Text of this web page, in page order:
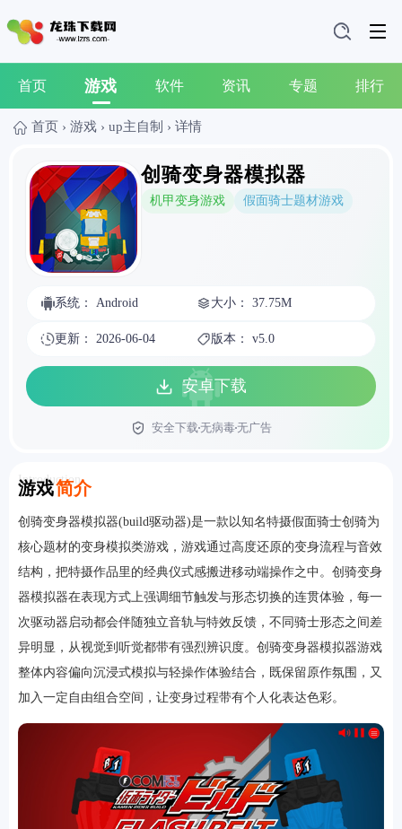
首页 游戏 软件 资讯 专题 排行
首页 › 游戏 › up主自制 › 详情
创骑变身器模拟器
机甲变身游戏 假面骑士题材游戏
系统： Android 大小： 37.75M
更新： 2026-06-04 版本： v5.0
安卓下载
安全下载无病毒无广告
游戏简介
Introduction
创骑变身器模拟器(build驱动器)是一款以知名特摄假面骑士创骑为
核心题材的变身模拟类游戏，游戏通过高度还原的变身流程与音效
结构，把特摄作品里的经典仪式感搬进移动端操作之中。创骑变身
器模拟器在表现方式上强调细节触发与形态切换的连贯体验，每一
次驱动器启动都会伴随独立音轨与特效反馈，不同骑士形态之间差
异明显，从视觉到听觉都带有强烈辨识度。创骑变身器模拟器游戏
整体内容偏向沉浸式模拟与轻操作体验结合，既保留原作氛围，又
加入一定自由组合空间，让变身过程带有个人化表达色彩。